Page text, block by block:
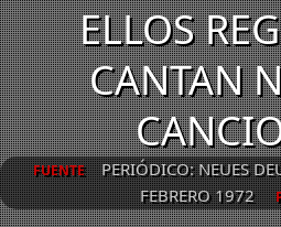
ELLOS
CANTAN
FUENTE PERIÓDICO: NEUES
FEBRERO 1972